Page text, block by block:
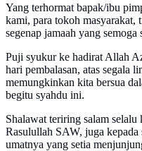
Yang terhormat bapak/ibu
kami, para tokoh masyarakat,
segenap jamaah yang
Puji syukur ke hadirat Allah
hari pembalasan, atas segala
memungkinkan kita bersua
begitu syahdu ini.
Shalawat teriring salam selalu
Rasulullah SAW, juga kepada
umatnya yang setia